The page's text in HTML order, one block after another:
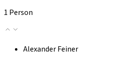
1 Person
Alexander Feiner